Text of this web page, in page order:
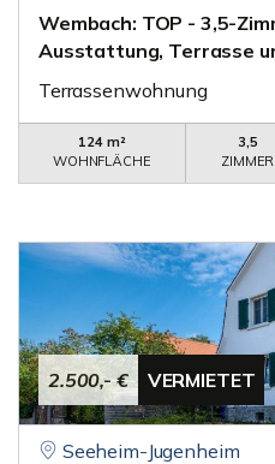
Wembach: TOP - 3,5-
Ausstattung, Terrasse
Terrassenwohnung
124 m²
WOHNFLÄCHE
3,5
ZIMMER
2.500,- € VERMIETET
Seeheim-Jugenheim